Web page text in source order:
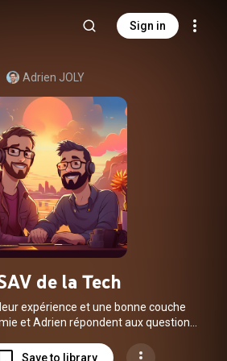
Sign in
Adrien JOLY
de la Tech
expérience et une bonne couche
et Adrien répondent aux questions
Au programme: conflits entre
Save to library